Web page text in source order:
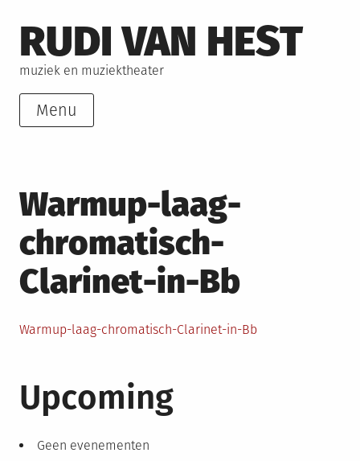
to
content
RUDI VAN HEST
muziek en muziektheater
Menu
Warmup-laag-
chromatisch-
Clarinet-in-Bb
Warmup-laag-chromatisch-Clarinet-in-Bb
Upcoming
Geen evenementen